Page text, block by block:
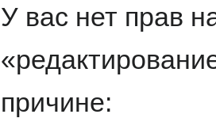
ккУ вас нет прав
причине: